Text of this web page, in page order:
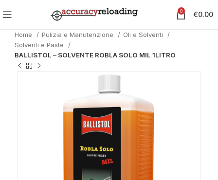
0 €0.00
Home Pulizia e Manutenzione
Oli e Solventi
Solventi e Paste
BALLISTOL – SOLVENTE ROBLA SOLO MIL 1LITRO